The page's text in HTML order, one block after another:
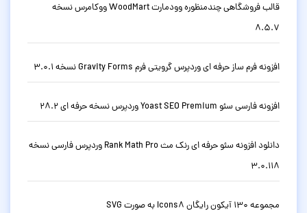
قالب فروشگاهی چندمنظوره وودمارت WoodMart ووکامرس نسخه
8.5.7
افزونه فرم ساز حرفه ای وردپرس گرویتی فرم Gravity Forms نسخه 3.0.1
افزونه فارسی سئو Yoast SEO Premium وردپرس نسخه حرفه ای 28.2
دانلود افزونه سئو حرفه ای رنک مث Rank Math Pro وردپرس فارسی نسخه
3.0.118
مجموعه 130 آیکون رایگان Icons8 به صورت SVG